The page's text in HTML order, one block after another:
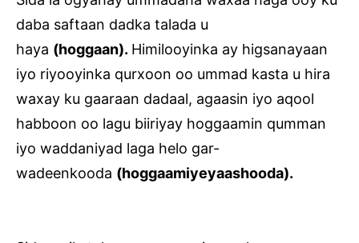
daba saftaan dadka talada u
haya (hoggaan). Himilooyinka ay higsanayaan
iyo riyooyinka qurxoon oo ummad kasta u hira
waxay ku gaaraan dadaal, agaasin iyo aqool
habboon oo lagu biiriyay hoggaamin qumman
iyo waddaniyad laga helo gar-
wadeenkooda (hoggaamiyeyaashooda).